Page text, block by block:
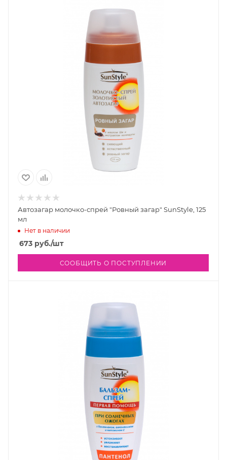
Автозагар молочко-спрей "Ровный загар" SunStyle, 125
мл
Нет в наличии
673 руб./шт
СООБЩИТЬ О ПОСТУПЛЕНИИ